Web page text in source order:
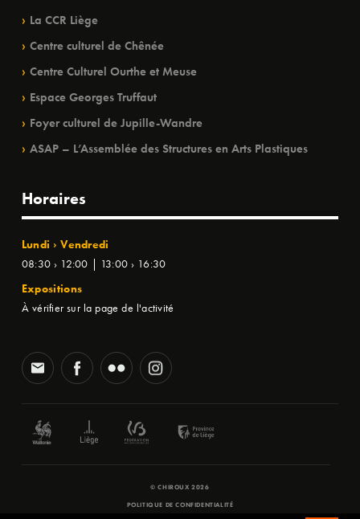
La CCR Liège
Centre culturel de Chênée
Centre Culturel Ourthe et Meuse
Espace Georges Truffaut
Foyer culturel de Jupille-Wandre
ASAP – L’Assemblée des Structures en Arts Plastiques
Horaires
Lundi › Vendredi
08:30 › 12:00 | 13:00 › 16:30
Expositions
À vérifier sur la page de l'activité
© CHIROUX 2026
POLITIQUE DE CONFIDENTIALITÉ